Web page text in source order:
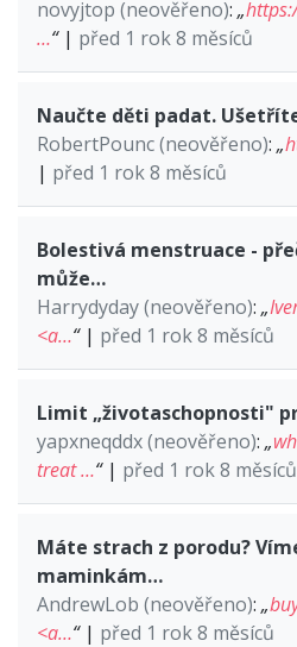
novyjtop (neověřeno): „
…“| před 1 rok 8 měsíců
Naučte děti padat.
RobertPounc (neověřeno): „
| před 1 rok 8 měsíců
Bolestivá menstruace -
může…
Harrydyday (neověřeno): „
<a…“| před 1 rok 8 měsíců
Limit „životaschopnosti"
yapxneqddx (neověřeno): „
treat …“| před 1 rok 8 měsíců
Máte strach z porodu?
maminkám…
AndrewLob (neověřeno): „
<a…“| před 1 rok 8 měsíců